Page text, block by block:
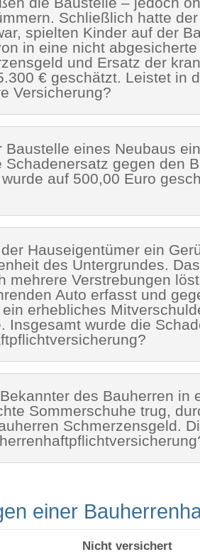
Schließlich hatte
spielten Kinder auf der
in eine nicht
und Ersatz der
€ geschätzt. Leistet in
Versicherung?
eines Neubaus
gegen den
auf 500,00 Euro
Hauseigentümer ein
des Untergrundes.
Verstrebungen
Auto erfasst und
erhebliches
wurde die
des Bauherren in
Sommerschuhe trug,
Schmerzensgeld.
einer
Nicht versichert